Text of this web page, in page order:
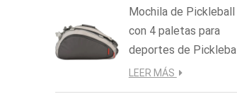
Mochila de Pickleball
con 4 paletas para
deportes de Pickleball
LEER MÁS